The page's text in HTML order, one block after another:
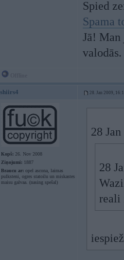
Spied
Spama
Jā!
valodās.
shiirs4 28. Jan 2009,
Kopš: 26. Nov 2008
Ziņojumi: 1887
Braucu ar: opel ascona, laimas
pulksteni, ogres statoilu un miskastes
maisu galvaa. (nasing spešal)
28
28
reali